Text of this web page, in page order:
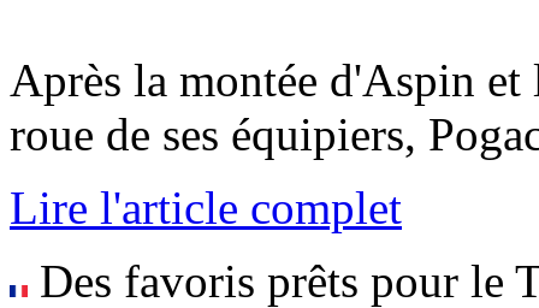
Après la montée d'Aspin
roue de ses équipiers,
Lire l'article complet
Des favoris prêts pour le